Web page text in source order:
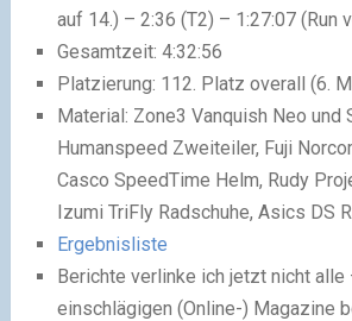
auf 14.) – 2:36 (T2) – 1:27:07 (Run
Gesamtzeit: 4:32:56
Platzierung: 112. Platz overall (6.
Material: Zone3 Vanquish Neo und
Humanspeed Zweiteiler, Fuji
Casco SpeedTime Helm, Rudy
Izumi TriFly Radschuhe, Asics DS
Ergebnisliste
Berichte verlinke ich jetzt nicht alle
einschlägigen (Online-) Magazine